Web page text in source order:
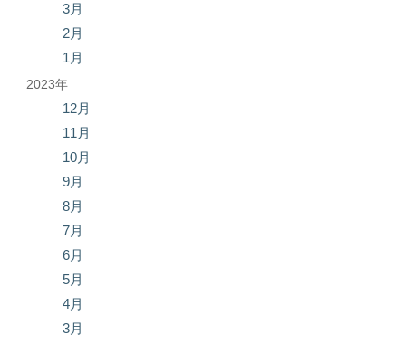
3月
2月
1月
2023年
12月
11月
10月
9月
8月
7月
6月
5月
4月
3月